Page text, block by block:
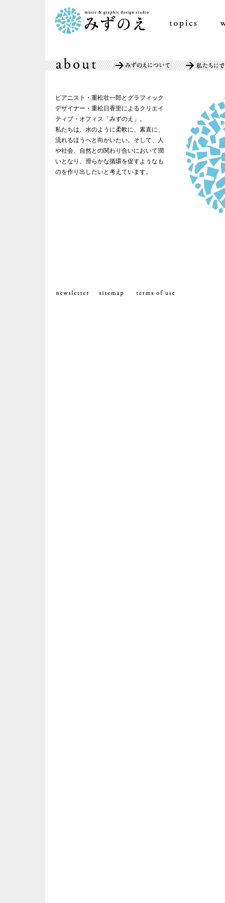
ピアニスト・重松壮一郎とグラフィック
デザイナー・重松日香里によるクリエイ
ティブ・オフィス「みずのえ」。
私たちは、水のように柔軟に、素直に、
流れるほうへと向かいたい。そして、人
や社会、自然との関わり合いにおいて潤
いとなり、滑らかな循環を促すようなも
のを作り出したいと考えています。